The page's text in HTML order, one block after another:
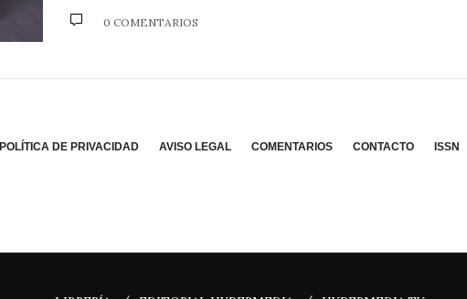
0 COMENTARIOS
POLÍTICA DE PRIVACIDAD AVISO LEGAL COMENTARIOS CONTACTO ISSN